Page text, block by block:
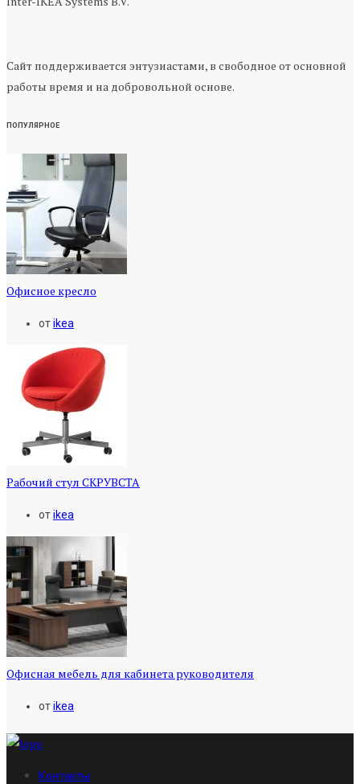
Сайт поддерживается энтузиастами, в свободное от основной
работы время и на добровольной основе.
ПОПУЛЯРНОЕ
Офисное кресло
отikea
Рабочий стул СКРУВСТА
отikea
Офисная мебель для кабинета руководителя
отikea
Контакты